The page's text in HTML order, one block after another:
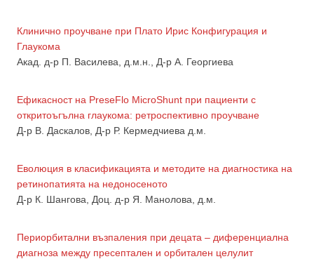
Клинично проучване при Плато Ирис Конфигурация и
Глаукома
Акад. д-р П. Василева, д.м.н., Д-р А. Георгиева
Ефикасност на PreseFlo MicroShunt при пациенти с
откритоъгълна глаукома: ретроспективно проучване
Д-р В. Даскалов, Д-р Р. Кермедчиева д.м.
Eволюция в класификацията и методите на диагностика на
ретинопатията на недоносеното
Д-р К. Шангова, Доц. д-р Я. Манолова, д.м.
Периорбитални възпаления при децата – диференциална
диагноза между пресептален и орбитален целулит